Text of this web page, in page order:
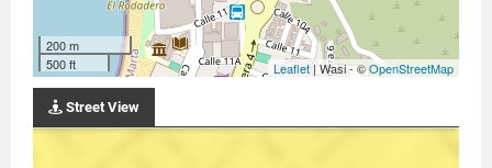
200 m
500 ft
Leaflet | Wasi - ©OpenStreetMap
Street View